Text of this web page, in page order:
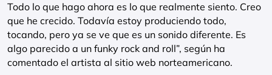
Todo lo que hago ahora es lo que realmente siento. Creo
que he crecido. Todavía estoy produciendo todo,
tocando, pero ya se ve que es un sonido diferente. Es
algo parecido a un funky rock and roll”, según ha
comentado el artista al sitio web norteamericano.